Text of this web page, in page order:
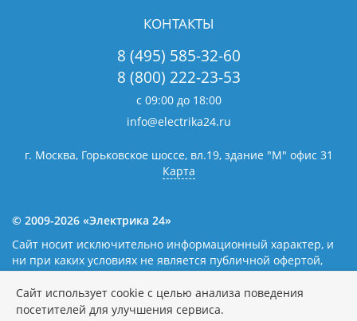
КОНТАКТЫ
8 (495) 585-32-60
8 (800) 222-23-53
с 09:00 до 18:00
info@electrika24.ru
г. Москва, Горьковское шоссе, вл.19, здание "М" офис 31
Карта
© 2009-2026 «Электрика 24»
Сайт носит исключительно информационный характер, и
ни при каких условиях не является публичной офертой,
определяемой положениями статьи 437(2) Гражданского
кодекса Российской Федерации. Наличие и цены уточняйте
у наших операторов.Политика обработки персональных
Сайт использует cookie с целью анализа поведения
посетителей для улучшения сервиса.